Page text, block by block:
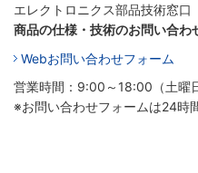
エレクトロニクス部品技術窓口
商品の仕様・技術のお問い合わ
Webお問い合わせフォーム
営業時間：9:00～18:00（土曜
※お問い合わせフォームは24時